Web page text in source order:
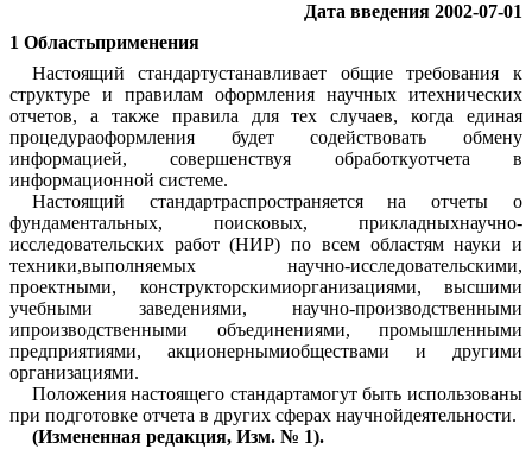
Дата введения 2002-07-01
1 Областьприменения
Настоящий стандартустанавливает общие требования к
структуре и правилам оформления научных итехнических
отчетов, а также правила для тех случаев, когда единая
процедураоформления будет содействовать обмену
информацией, совершенствуя обработкуотчета в
информационной системе.
Настоящий стандартраспространяется на отчеты о
фундаментальных, поисковых, прикладныхнаучно-
исследовательских работ (НИР) по всем областям науки и
техники,выполняемых научно-исследовательскими,
проектными, конструкторскимиорганизациями, высшими
учебными заведениями, научно-производственными
ипроизводственными объединениями, промышленными
предприятиями, акционернымиобществами и другими
организациями.
Положения настоящего стандартамогут быть использованы
при подготовке отчета в других сферах научнойдеятельности.
(Измененная редакция, Изм. № 1).